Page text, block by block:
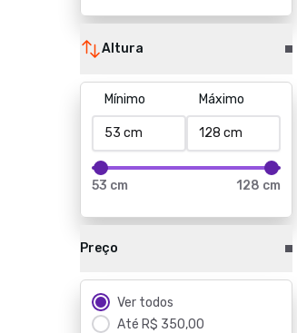
Altura
Mínimo Máximo
53 cm 128 cm
Preço
Ver todos
Até R$ 350,00